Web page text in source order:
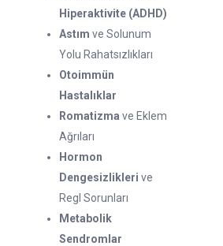
Hiperaktivite (ADHD)
Astım ve Solunum
Yolu Rahatsızlıkları
Otoimmün
Hastalıklar
Romatizma ve Eklem
Ağrıları
Hormon
Dengesizlikleri ve
Regl Sorunları
Metabolik
Sendromlar